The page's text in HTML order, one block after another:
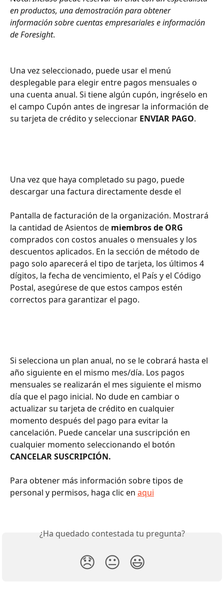
en productos, una demostración para obtener
información sobre cuentas empresariales e información
de Foresight.
Una vez seleccionado, puede usar el menú
desplegable para elegir entre pagos mensuales o
una cuenta anual. Si tiene algún cupón, ingréselo en
el campo Cupón antes de ingresar la información de
su tarjeta de crédito y seleccionar ENVIAR PAGO.
Una vez que haya completado su pago, puede
descargar una factura directamente desde el
Pantalla de facturación de la organización. Mostrará
la cantidad de Asientos de miembros de ORG
comprados con costos anuales o mensuales y los
descuentos aplicados. En la sección de método de
pago solo aparecerá el tipo de tarjeta, los últimos 4
dígitos, la fecha de vencimiento, el País y el Código
Postal, asegúrese de que estos campos estén
correctos para garantizar el pago.
Si selecciona un plan anual, no se le cobrará hasta el
año siguiente en el mismo mes/día. Los pagos
mensuales se realizarán el mes siguiente el mismo
día que el pago inicial. No dude en cambiar o
actualizar su tarjeta de crédito en cualquier
momento después del pago para evitar la
cancelación. Puede cancelar una suscripción en
cualquier momento seleccionando el botón
CANCELAR SUSCRIPCIÓN.
Para obtener más información sobre tipos de
personal y permisos, haga clic en aqui
¿Ha quedado contestada tu pregunta?
😞 😐 😃